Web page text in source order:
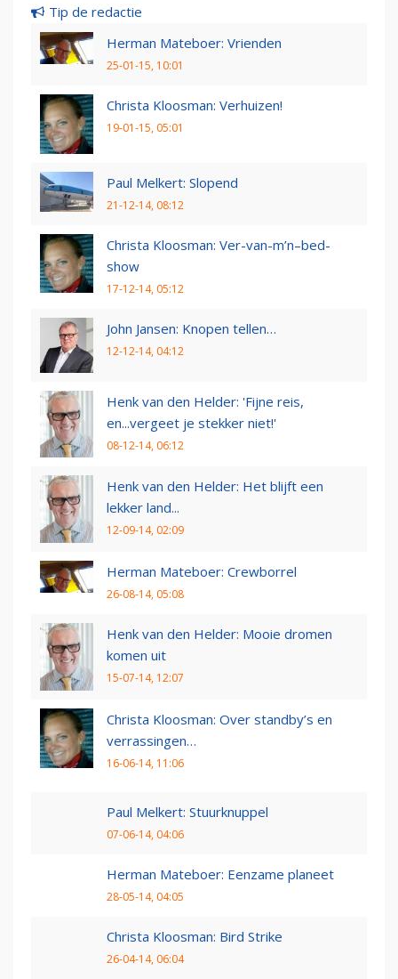
Tip de redactie
Herman Mateboer: Vrienden
25-01-15, 10:01
Christa Kloosman: Verhuizen!
19-01-15, 05:01
Paul Melkert: Slopend
21-12-14, 08:12
Christa Kloosman: Ver-van-m’n–bed-
show
17-12-14, 05:12
John Jansen: Knopen tellen…
12-12-14, 04:12
Henk van den Helder: 'Fijne reis,
en...vergeet je stekker niet!'
08-12-14, 06:12
Henk van den Helder: Het blijft een
lekker land...
12-09-14, 02:09
Herman Mateboer: Crewborrel
26-08-14, 05:08
Henk van den Helder: Mooie dromen
komen uit
15-07-14, 12:07
Christa Kloosman: Over standby’s en
verrassingen…
16-06-14, 11:06
Paul Melkert: Stuurknuppel
07-06-14, 04:06
Herman Mateboer: Eenzame planeet
28-05-14, 04:05
Christa Kloosman: Bird Strike
26-04-14, 06:04